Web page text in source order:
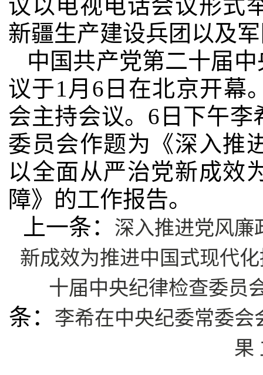
议以电视电话会议形式
新疆生产建设兵团以及
中国共产党第二十届
议于1 月 6 日在北京开幕
会主持会议。 6 日下午
委员会作题为《深入推
以全面从严治党新成效
障》的工作报告。
上一条： 深入推进党风廉
新成效为推进中国式现代
十届中央纪律检查委员
条： 李希在中央纪委常委
果